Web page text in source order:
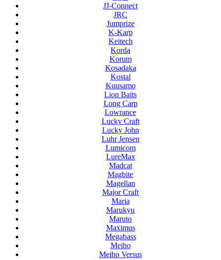
JJ-Connect
JRC
Jumprize
K-Karp
Keitech
Korda
Korum
Kosadaka
Kostal
Kuusamo
Lion Baits
Long Carp
Lowrance
Lucky Craft
Lucky John
Luhr Jensen
Lumicom
LureMax
Madcat
Magbite
Magellan
Major Craft
Maria
Marukyu
Maruto
Maximus
Megabass
Meiho
Meiho Versus